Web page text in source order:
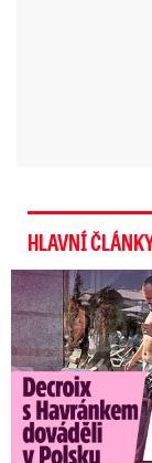
Jsou
Toužíte po fantasy,
do Kabanu, světa,
hraně budoucnosti i
fantasy
nedůvěřovat.
barvy. A Smrt? Ta
Autor: Fantom
HLAVNÍ
Exministryně s